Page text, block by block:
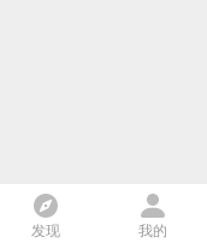
发现 我的